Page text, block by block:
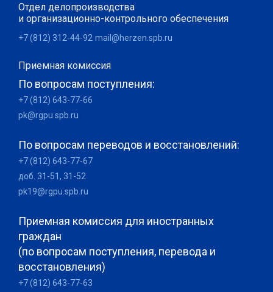
Отдел делопроизводства
и организационно-контрольного обеспечения
+7 (812) 312-44-92 mail@herzen.spb.ru
Приемная комиссия
По вопросам поступления:
+7 (812) 643-77-66
pk@rgpu.spb.ru
По вопросам переводов и восстановлений:
+7 (812) 643-77-67
доб. 31-51, 31-52
pk19@rgpu.spb.ru
Приемная комиссия для иностранных
граждан
(по вопросам поступления, перевода и
восстановления)
+7 (812) 643-77-63